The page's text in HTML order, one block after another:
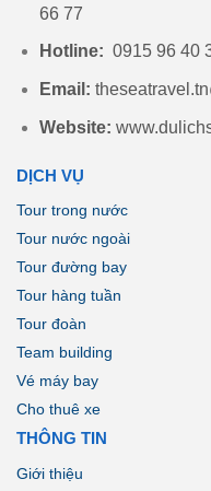
66 77
Hotline: 0915 96 40
Email:
Website:
DỊCH VỤ
Tour trong nước
Tour nước ngoài
Tour đường bay
Tour hàng tuần
Tour đoàn
Team building
Vé máy bay
Cho thuê xe
THÔNG TIN
Giới thiệu